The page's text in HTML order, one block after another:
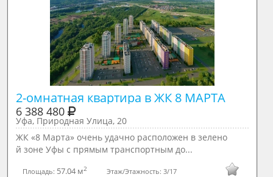
2-омнатная квартира в ЖК 8 МАРТА
6 388 480
Уфа, Природная Улица, 20
ЖК «8 Марта» очень удачно расположен в зелено
й зоне Уфы с прямым транспортным до...
Площадь: 57.04 м2 Этаж/Этажность: 3/17